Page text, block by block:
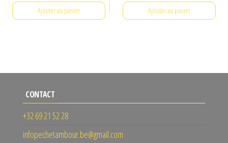
Ajouter au panier Ajouter au panier
CONTACT
+32 69 21 52 28
infopechetambour.be@gmail.com